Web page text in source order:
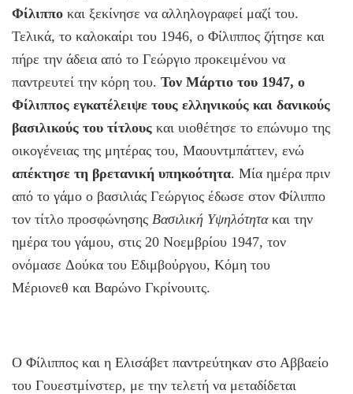
Φίλιππο και ξεκίνησε να αλληλογραφεί μαζί του.
Τελικά, το καλοκαίρι του 1946, ο Φίλιππος ζήτησε και
πήρε την άδεια από το Γεώργιο προκειμένου να
παντρευτεί την κόρη του. Τον Μάρτιο του 1947, ο
Φίλιππος εγκατέλειψε τους ελληνικούς και δανικούς
βασιλικούς του τίτλους και υιοθέτησε το επώνυμο της
οικογένειας της μητέρας του, Μαουντμπάττεν, ενώ
απέκτησε τη βρετανική υπηκοότητα. Μία ημέρα πριν
από το γάμο ο βασιλιάς Γεώργιος έδωσε στον Φίλιππο
τον τίτλο προσφώνησης Βασιλική Υψηλότητακαι την
ημέρα του γάμου, στις 20 Νοεμβρίου 1947, τον
ονόμασε Δούκα του Εδιμβούργου, Κόμη του
Μέριονεθ και Βαρώνο Γκρίνουιτς.
Ο Φίλιππος και η Ελισάβετ παντρεύτηκαν στο Αββαείο
του Γουεστμίνστερ, με την τελετή να μεταδίδεται